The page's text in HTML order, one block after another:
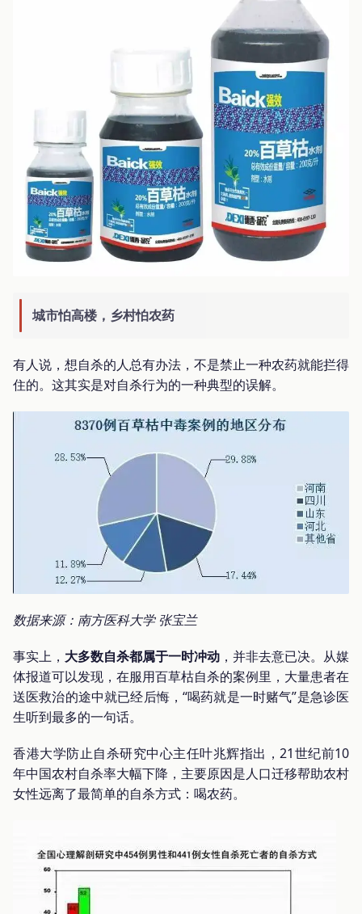
城市怕高楼，乡村怕农药
有人说，想自杀的人总有办法，不是禁止一种农药就能拦得
住的。这其实是对自杀行为的一种典型的误解。
数据来源：南方医科大学 张宝兰
事实上， 大多数自杀都属于一时冲动 ，并非去意已决。从媒
体报道可以发现，在服用百草枯自杀的案例里，大量患者在
送医救治的途中就已经后悔，“喝药就是一时赌气”是急诊医
生听到最多的一句话。
香港大学防止自杀研究中心主任叶兆辉指出，21世纪前10
年中国农村自杀率大幅下降，主要原因是人口迁移帮助农村
女性远离了最简单的自杀方式：喝农药。